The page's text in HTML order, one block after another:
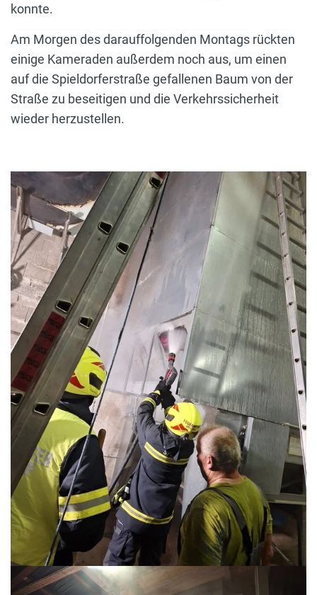
konnte.
Am Morgen des darauffolgenden Montags rückten
einige Kameraden außerdem noch aus, um einen
auf die Spieldorferstraße gefallenen Baum von der
Straße zu beseitigen und die Verkehrssicherheit
wieder herzustellen.